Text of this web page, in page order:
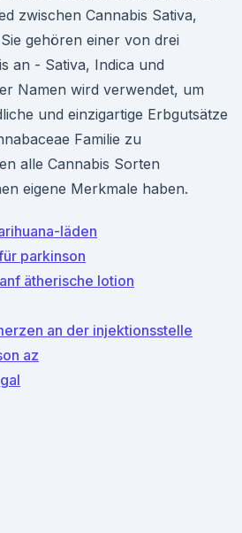
zwischen Cannabis Sativa,
gehören einer von drei
an - Sativa, Indica und
Namen wird verwendet, um
und einzigartige Erbgutsätze
Familie zu
alle Cannabis Sorten
eigene Merkmale haben.
läden
parkinson
ätherische lotion
an der injektionsstelle
az